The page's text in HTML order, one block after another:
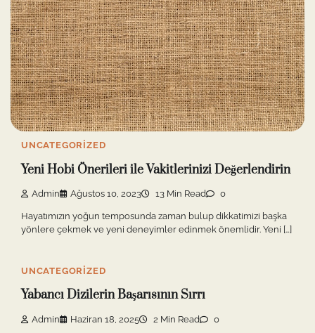
UNCATEGORIZED
Yeni Hobi Önerileri ile Vakitlerinizi Değerlendirin
Admin Ağustos 10, 2023 13 Min Read 0
Hayatımızın yoğun temposunda zaman bulup dikkatimizi başka
yönlere çekmek ve yeni deneyimler edinmek önemlidir. Yeni […]
UNCATEGORIZED
Yabancı Dizilerin Başarısının Sırrı
Admin Haziran 18, 2025 2 Min Read 0